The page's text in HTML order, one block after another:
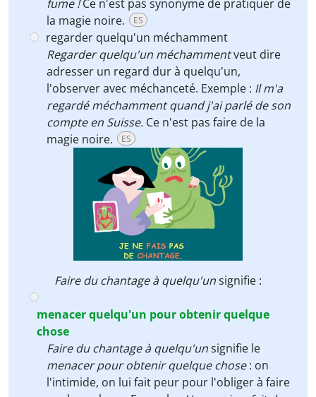
fume !Ce n'est pas synonyme de pratiquer de
la magie noire.
ES
regarder quelqu'un méchamment
Regarder quelqu'un méchammentveut dire
adresser un regard dur à quelqu'un,
l'observer avec méchanceté. Exemple : Il m'a
regardé méchamment quand j'ai parlé de son
compte en Suisse. Ce n'est pas faire de la
magie noire.
ES
Faire du chantage à quelqu'unsignifie :
menacer quelqu'un pour obtenir quelque
chose
Faire du chantage à quelqu'unsignifie le
menacer pour obtenir quelque chose: on
l'intimide, on lui fait peur pour l'obliger à faire